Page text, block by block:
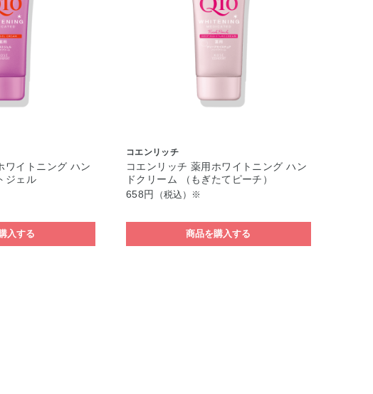
ワイトニング ハン
ジェル
入する
コエンリッチ
コエンリッチ 薬用ホワイトニング ハン
ドクリーム （もぎたてピーチ）
658円
（税込）※
商品を購入する